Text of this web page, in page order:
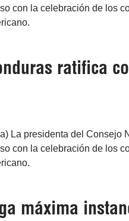
con la celebración de los
ratifica
La presidenta del Consejo
con la celebración de los
máxima